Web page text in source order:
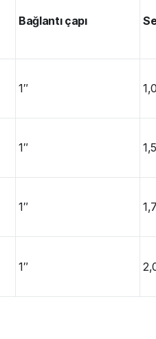
Bağlantı çapı
1″ 1,0
1″ 1,5
1″ 1,7
1″